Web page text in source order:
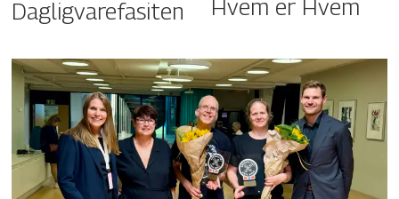
Dagligvarefasiten Hvem er Hvem